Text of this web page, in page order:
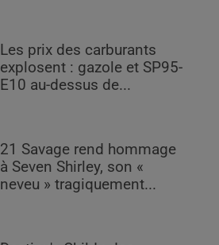
Les prix des carburants
explosent : gazole et SP95-
E10 au-dessus de...
21 Savage rend hommage
à Seven Shirley, son «
neveu » tragiquement...